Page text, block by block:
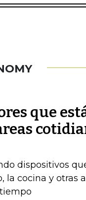
que
dispositivos
la cocina y otras